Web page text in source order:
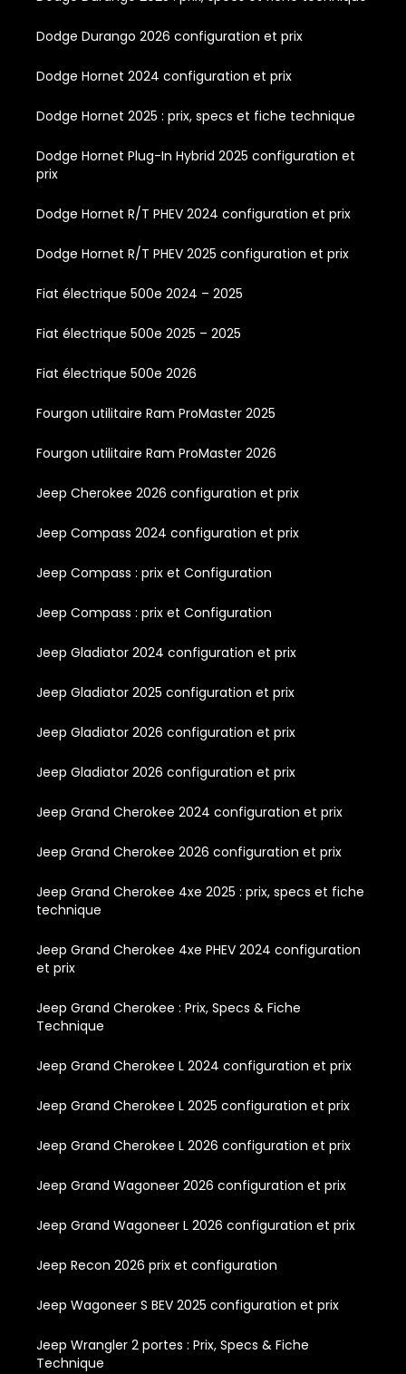
Dodge Durango 2026 configuration et prix
Dodge Hornet 2024 configuration et prix
Dodge Hornet 2025 : prix, specs et fiche technique
Dodge Hornet Plug-In Hybrid 2025 configuration et
prix
Dodge Hornet R/T PHEV 2024 configuration et prix
Dodge Hornet R/T PHEV 2025 configuration et prix
Fiat électrique 500e 2024 – 2025
Fiat électrique 500e 2025 – 2025
Fiat électrique 500e 2026
Fourgon utilitaire Ram ProMaster 2025
Fourgon utilitaire Ram ProMaster 2026
Jeep Cherokee 2026 configuration et prix
Jeep Compass 2024 configuration et prix
Jeep Compass : prix et Configuration
Jeep Compass : prix et Configuration
Jeep Gladiator 2024 configuration et prix
Jeep Gladiator 2025 configuration et prix
Jeep Gladiator 2026 configuration et prix
Jeep Gladiator 2026 configuration et prix
Jeep Grand Cherokee 2024 configuration et prix
Jeep Grand Cherokee 2026 configuration et prix
Jeep Grand Cherokee 4xe 2025 : prix, specs et fiche
technique
Jeep Grand Cherokee 4xe PHEV 2024 configuration
et prix
Jeep Grand Cherokee : Prix, Specs & Fiche
Technique
Jeep Grand Cherokee L 2024 configuration et prix
Jeep Grand Cherokee L 2025 configuration et prix
Jeep Grand Cherokee L 2026 configuration et prix
Jeep Grand Wagoneer 2026 configuration et prix
Jeep Grand Wagoneer L 2026 configuration et prix
Jeep Recon 2026 prix et configuration
Jeep Wagoneer S BEV 2025 configuration et prix
Jeep Wrangler 2 portes : Prix, Specs & Fiche
Technique